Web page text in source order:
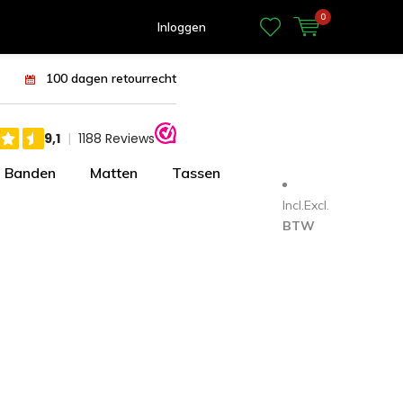
Inloggen
0
100 dagen retourrecht
Banden Matten Tassen
Incl.Excl.
BTW